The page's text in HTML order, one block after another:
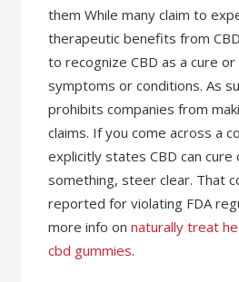
them While many claim to
therapeutic benefits from
to recognize CBD as a cure
symptoms or conditions. As
prohibits companies from
claims. If you come across a
explicitly states CBD can
something, steer clear. That
reported for violating FDA
more info onnaturally treat
cbd gummies.